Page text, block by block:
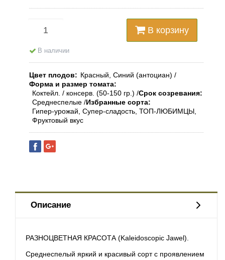
В корзину
В наличии
Цвет плодов
Красный, Синий (антоциан)
Форма и размер томата
Коктейл. / консерв. (50-150 гр.) Срок созревания
Среднеспелые Избранные сорта
Гипер-урожай, Супер-сладость, ТОП-ЛЮБИМЦЫ,
Фруктовый вкус
Описание
РАЗНОЦВЕТНАЯ КРАСОТА (Kaleidoscopic Jawel).
Среднеспелый яркий и красивый сорт с проявлением